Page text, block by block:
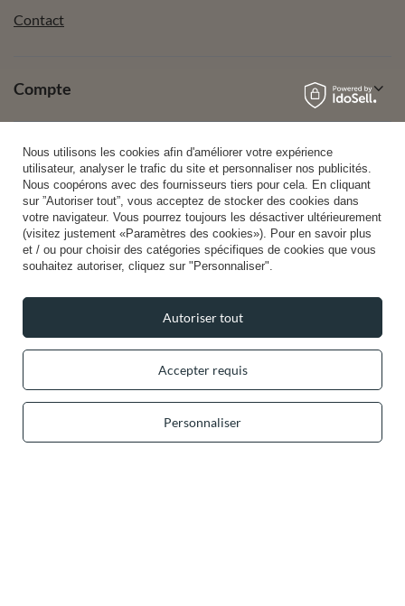
Contact
Compte
Aide
Info
+49 32 2210 915 31 (allemand/anglais) lun-ven 8h00-16h00
contact@vivisence.com
,DE13 0SH Burton-on-Trent
Dans le magasin, nous présentons les prix bruts (TVA comprise).
Nous utilisons les cookies afin d'améliorer votre expérience
utilisateur, analyser le trafic du site et personnaliser nos publicités.
Nous coopérons avec des fournisseurs tiers pour cela. En cliquant
sur ”Autoriser tout”, vous acceptez de stocker des cookies dans
votre navigateur. Vous pourrez toujours les désactiver ultérieurement
(visitez justement «Paramètres des cookies»). Pour en savoir plus
et / ou pour choisir des catégories spécifiques de cookies que vous
souhaitez autoriser, cliquez sur "Personnaliser".
Accepter requis
Personnaliser
Autoriser tout